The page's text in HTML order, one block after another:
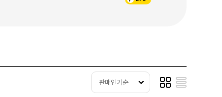
판매인기순